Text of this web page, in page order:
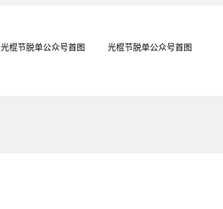
光棍节脱单公众号首图 光棍节脱单公众号首图